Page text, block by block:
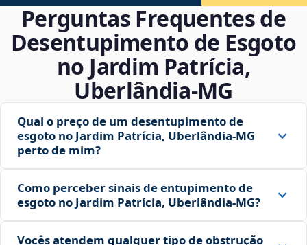
Perguntas Frequentes de
Desentupimento de Esgoto
no Jardim Patrícia,
Uberlândia‑MG
Qual o preço de um desentupimento de
esgoto no Jardim Patrícia, Uberlândia‑MG
perto de mim?
Como perceber sinais de entupimento de
esgoto no Jardim Patrícia, Uberlândia‑MG?
Vocês atendem qualquer tipo de obstrução